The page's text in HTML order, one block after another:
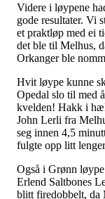
Videre i løypene
gode resultater. Vi
et praktløp med ei
det ble til Melhus,
Orkanger ble
Hvit løype kunne
Opedal slo til med
kvelden! Hakk i
John Lerli fra
seg innen 4,5
fulgte opp litt
Også i Grønn
Erlend Saltbones
blitt firedobbelt, da